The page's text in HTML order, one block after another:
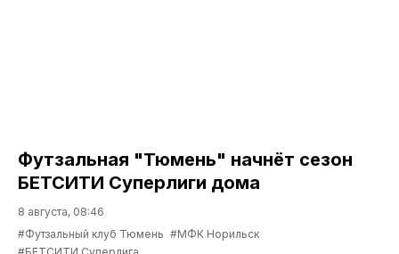
Футзальная "Тюмень" начнёт сезон
БЕТСИТИ Суперлиги дома
8 августа, 08:46
#Футзальный клуб Тюмень #МФК Норильск